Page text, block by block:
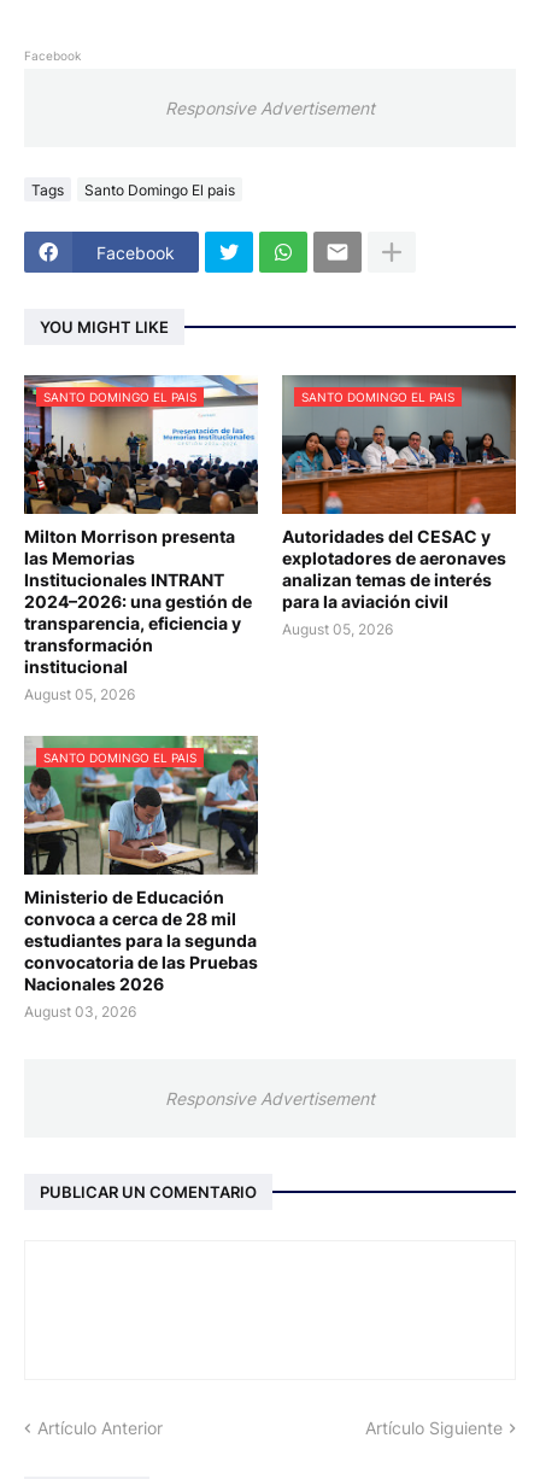
Facebook
Responsive Advertisement
Tags Santo Domingo El pais
Facebook
YOU MIGHT LIKE
SANTO DOMINGO EL PAIS
Milton Morrison presenta
las Memorias
Institucionales INTRANT
2024–2026: una gestión de
transparencia, eficiencia y
transformación
institucional
August 05, 2026
SANTO DOMINGO EL PAIS
Autoridades del CESAC y
explotadores de aeronaves
analizan temas de interés
para la aviación civil
August 05, 2026
SANTO DOMINGO EL PAIS
Ministerio de Educación
convoca a cerca de 28 mil
estudiantes para la segunda
convocatoria de las Pruebas
Nacionales 2026
August 03, 2026
Responsive Advertisement
PUBLICAR UN COMENTARIO
Artículo Anterior Artículo Siguiente